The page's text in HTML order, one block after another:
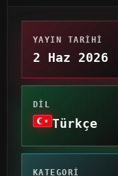
YAYIN TARIHI
2 Haz 2026
DIL
Türkçe
KATEGORI